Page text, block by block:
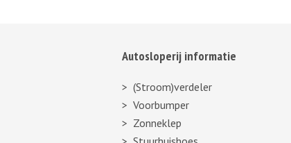
Autosloperij informatie
(Stroom)verdeler
Voorbumper
Zonneklep